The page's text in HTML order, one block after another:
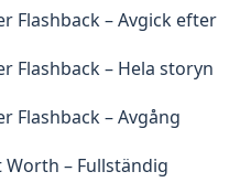
Flashback – Avgick efter
Flashback – Hela storyn
Flashback – Avgång
Worth – Fullständig